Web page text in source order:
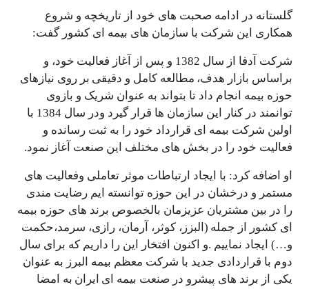
گلستانه در ادامه صحبت های خود از تاریخچه و شروع
همکاری این شرکت با سازمان های بیمه ای کشور گفت:
شرکت آدفا از سال 1382 و پس از آغاز فعالیت خود، و
براساس بازار هدف، مطالعه کامل و دقیقی بر روی نیازهای
حوزه بیمه انجام داد تا بتواند به عنوان شریک و بازوی
توانمند در کنار این سازمان ها قرار گیرد ودر سال 1384 با
اولین شرکت بیمه ای قرارداد خود را به ثبت رسانده و
فعالیت خود را در بخش های مختلف این صنعت آغاز نمود.
او اضافه کرد: با ایجاد ارتباطات موثر تعاملی وفعالیت های
مستمر و درخشان در این حوزه توانسته ایم رضایت مندی
را در بین مشتریان عزیزمان بالخصوص برند های حوزه بیمه
ای کشور از جمله (البزز، کوثر، آرمان، رازی، سرمد،حکمت
و…) ایجاد نماییم .و اکنون افتخار این را داریم که برای سال
دوم با قراردادی جدید با شرکت معظم بیمه البرز به عنوان
یکی از برند های پیشرو در صنعت بیمه ای ایران به امضا